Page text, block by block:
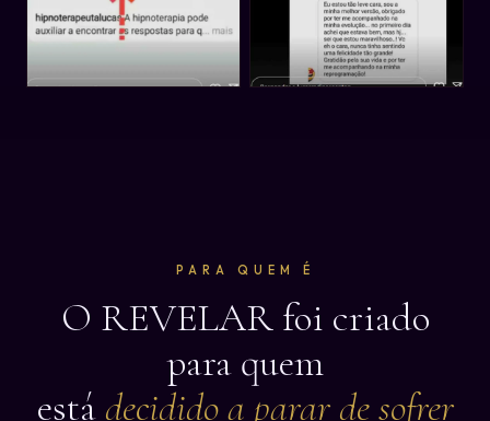
PARA QUEM É
O REVELAR foi criado
para quem
está decidido a parar de sofrer